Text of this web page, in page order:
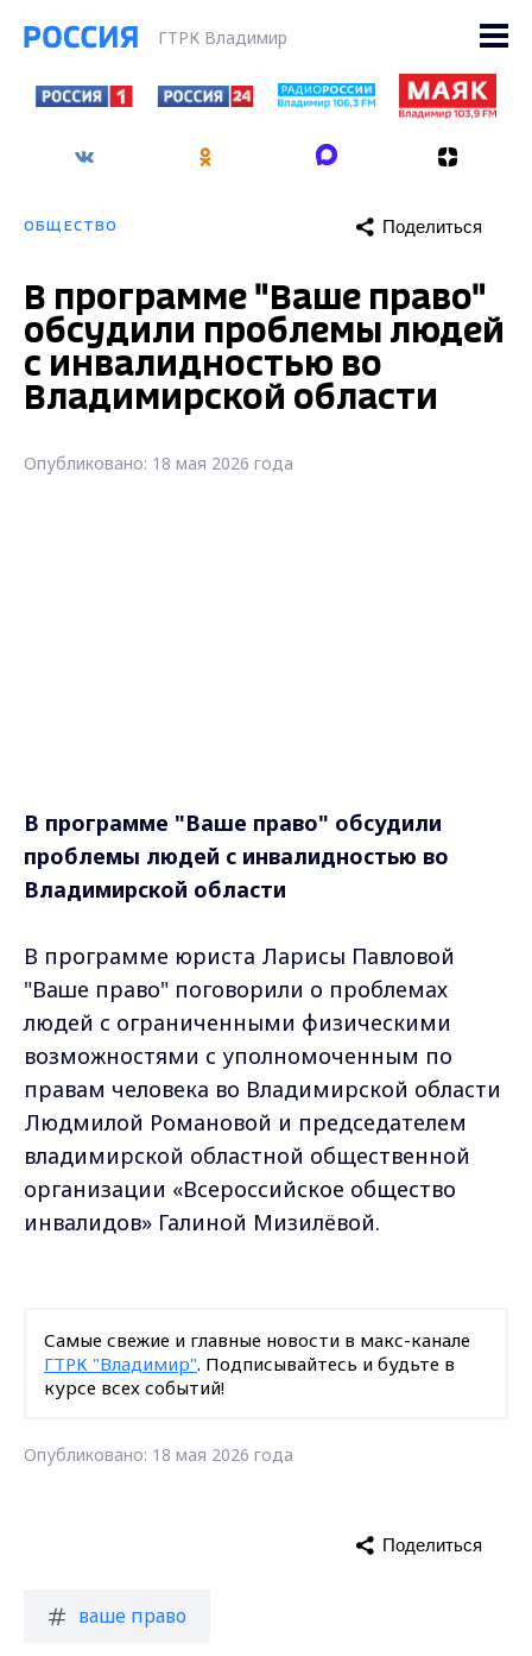
ГТРК Владимир
ОБЩЕСТВО Поделиться
В программе "Ваше право"
обсудили проблемы людей
с инвалидностью во
Владимирской области
Опубликовано: 18 мая 2026 года
В программе "Ваше право" обсудили
проблемы людей с инвалидностью во
Владимирской области
В программе юриста Ларисы Павловой
"Ваше право" поговорили о проблемах
людей с ограниченными физическими
возможностями с уполномоченным по
правам человека во Владимирской области
Людмилой Романовой и председателем
владимирской областной общественной
организации «Всероссийское общество
инвалидов» Галиной Мизилёвой.
Самые свежие и главные новости в макс-канале
ГТРК "Владимир". Подписывайтесь и будьте в
курсе всех событий!
Опубликовано: 18 мая 2026 года
ваше право
Поделиться